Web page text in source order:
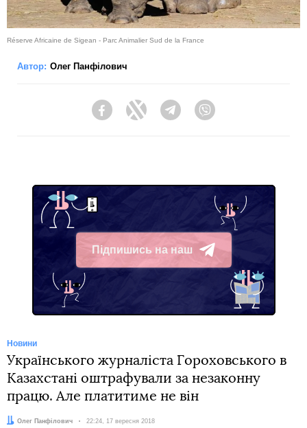
Réserve Africaine de Sigean - Parc Animalier Sud de la France
Автор: Олег Панфілович
FacebookTwitter Telegram
Підпишись на наш
Telegram
Новини
Українського журналіста Гороховського в
Казахстані оштрафували за незаконну
працю. Але платитиме не він
Автор:
Олег Панфілович Дата:
22:24, 17 вересня 2018